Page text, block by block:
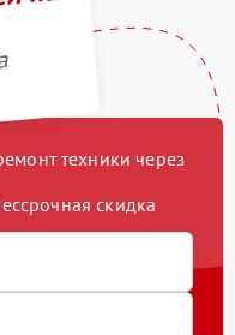
техники через
скидка